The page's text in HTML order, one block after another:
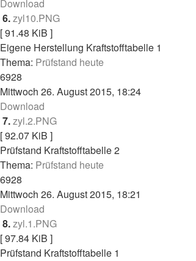
Download
6.zyl10.PNG
[ 91.48 KiB ]
Eigene Herstellung Kraftstofftabelle 1
Thema: Prüfstand heute
6928
Mittwoch 26. August 2015, 18:24
Download
7.zyl.2.PNG
[ 92.07 KiB ]
Prüfstand Kraftstofftabelle 2
Thema: Prüfstand heute
6928
Mittwoch 26. August 2015, 18:21
Download
8.zyl.1.PNG
[ 97.84 KiB ]
Prüfstand Kraftstofftabelle 1